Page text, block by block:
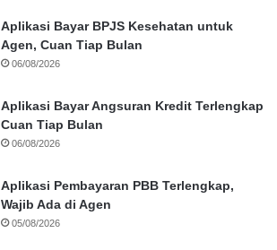
Aplikasi Bayar BPJS Kesehatan untuk
Agen, Cuan Tiap Bulan
06/08/2026
Aplikasi Bayar Angsuran Kredit Terlengkap
Cuan Tiap Bulan
06/08/2026
Aplikasi Pembayaran PBB Terlengkap,
Wajib Ada di Agen
05/08/2026